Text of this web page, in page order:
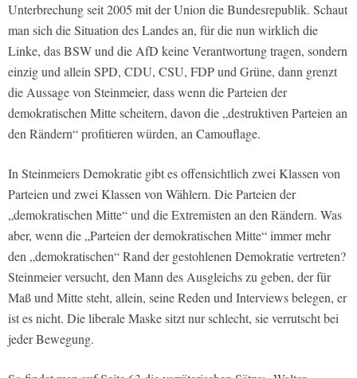
Unterbrechung seit 2005 mit der Union die Bundesrepublik. Schaut
man sich die Situation des Landes an, für die nun wirklich die
Linke, das BSW und die AfD keine Verantwortung tragen, sondern
einzig und allein SPD, CDU, CSU, FDP und Grüne, dann grenzt
die Aussage von Steinmeier, dass wenn die Parteien der
demokratischen Mitte scheitern, davon die „destruktiven Parteien an
den Rändern“ profitieren würden, an Camouflage.
In Steinmeiers Demokratie gibt es offensichtlich zwei Klassen von
Parteien und zwei Klassen von Wählern. Die Parteien der
„demokratischen Mitte“ und die Extremisten an den Rändern. Was
aber, wenn die „Parteien der demokratischen Mitte“ immer mehr
den „demokratischen“ Rand der gestohlenen Demokratie vertreten?
Steinmeier versucht, den Mann des Ausgleichs zu geben, der für
Maß und Mitte steht, allein, seine Reden und Interviews belegen, er
ist es nicht. Die liberale Maske sitzt nur schlecht, sie verrutscht bei
jeder Bewegung.